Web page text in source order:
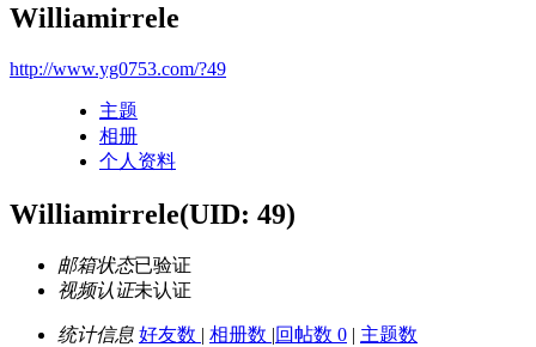
Williamirrele
http://www.yg0753.com/?49
主题
相册
个人资料
Williamirrele(UID: 49)
邮箱状态已验证
视频认证未认证
统计信息 好友数 | 相册数 |回帖数 0 | 主题数